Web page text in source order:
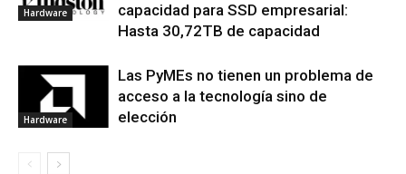
Hardware
capacidad para SSD empresarial:
Hasta 30,72TB de capacidad
Hardware
Las PyMEs no tienen un problema de
acceso a la tecnología sino de
elección